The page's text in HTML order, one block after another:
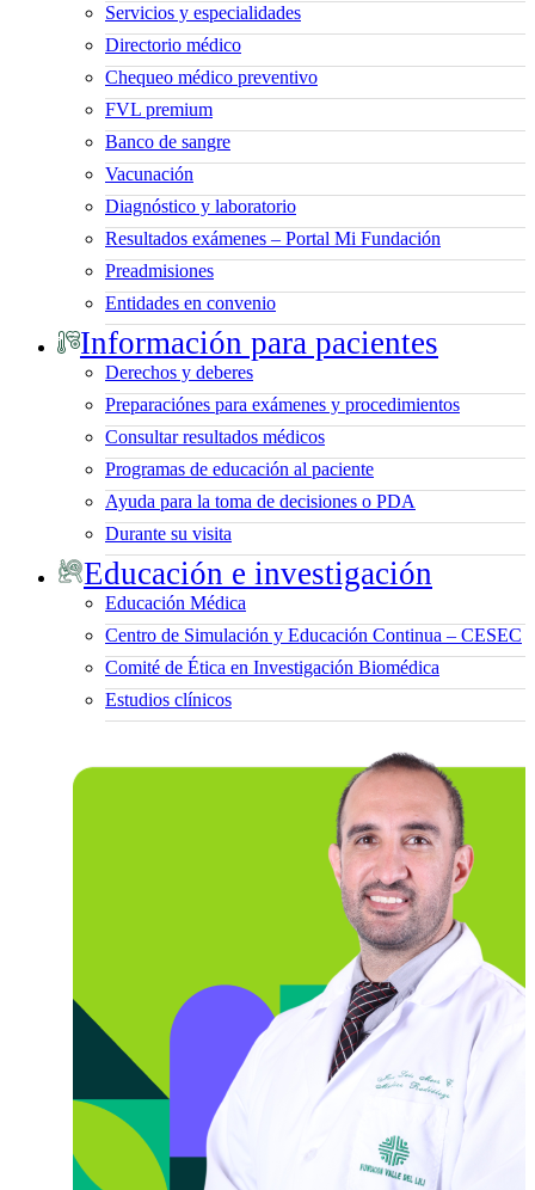
Servicios y especialidades
Directorio médico
Chequeo médico preventivo
FVL premium
Banco de sangre
Vacunación
Diagnóstico y laboratorio
Resultados exámenes – Portal Mi Fundación
Preadmisiones
Entidades en convenio
Información para pacientes
Derechos y deberes
Preparaciónes para exámenes y procedimientos
Consultar resultados médicos
Programas de educación al paciente
Ayuda para la toma de decisiones o PDA
Durante su visita
Educación e investigación
Educación Médica
Centro de Simulación y Educación Continua – CESEC
Comité de Ética en Investigación Biomédica
Estudios clínicos